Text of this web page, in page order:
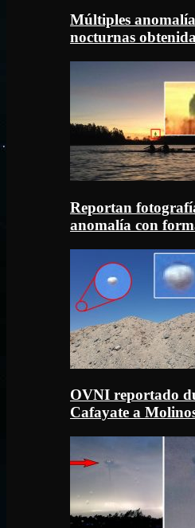
Múltiples
nocturnas
Reportan
anomalía con
OVNI reportado
Cafayate a